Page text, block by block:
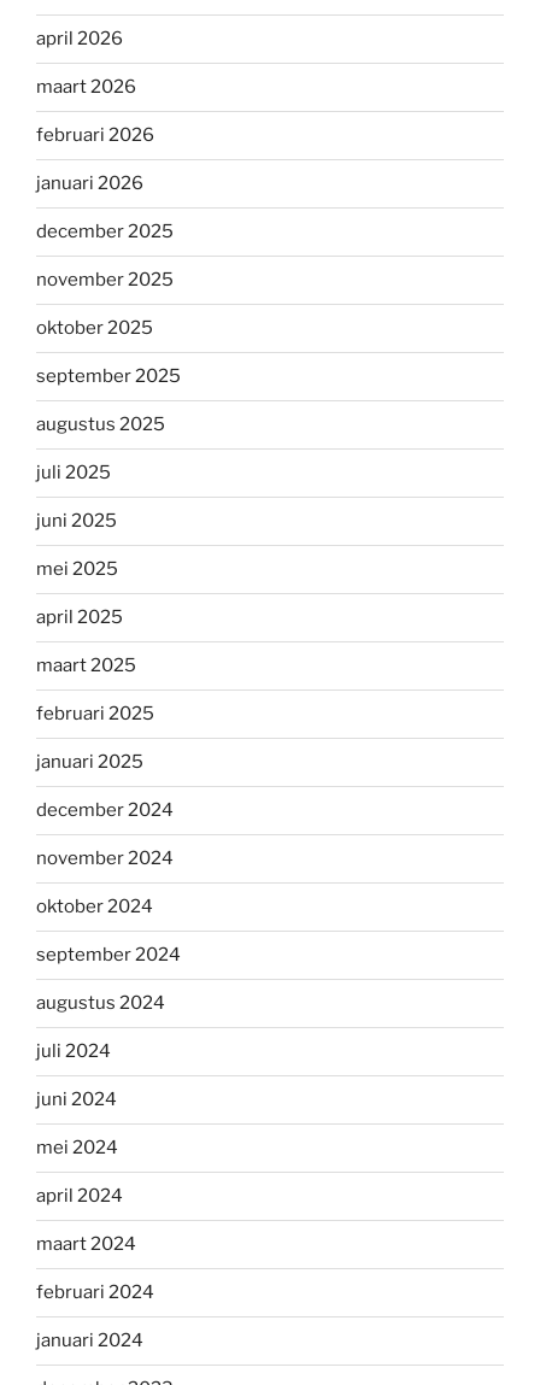
april 2026
maart 2026
februari 2026
januari 2026
december 2025
november 2025
oktober 2025
september 2025
augustus 2025
juli 2025
juni 2025
mei 2025
april 2025
maart 2025
februari 2025
januari 2025
december 2024
november 2024
oktober 2024
september 2024
augustus 2024
juli 2024
juni 2024
mei 2024
april 2024
maart 2024
februari 2024
januari 2024